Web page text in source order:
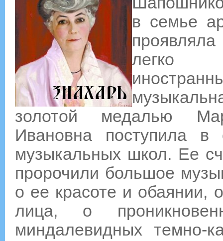
в семье
легко
золотой медалью
Ивановна поступила в
музыкальных школ. Ее
пророчили большое
о ее красоте и обаянии,
лица, о
миндалевидных темно-